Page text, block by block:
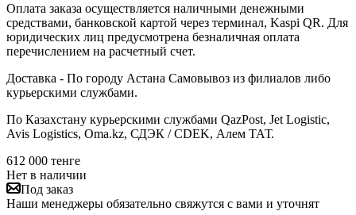
Оплата заказа осуществляется наличными денежными
средствами, банковской картой через терминал, Kaspi QR. Для
юридических лиц предусмотрена безналичная оплата
перечислением на расчетный счет.
Доставка - По городу Астана Самовывоз из филиалов либо
курьерскими службами.
По Казахстану курьерскими службами QazPost, Jet Logistic,
Avis Logistics, Oma.kz, СДЭК / CDEK, Алем ТАТ.
612 000 тенге
Нет в наличии
Под заказ
Наши менеджеры обязательно свяжутся с вами и уточнят